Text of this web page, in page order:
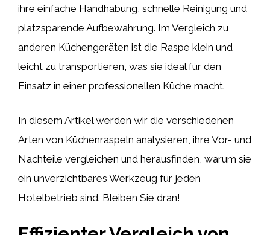
ihre einfache Handhabung, schnelle Reinigung und
platzsparende Aufbewahrung. Im Vergleich zu
anderen Küchengeräten ist die Raspe klein und
leicht zu transportieren, was sie ideal für den
Einsatz in einer professionellen Küche macht.
In diesem Artikel werden wir die verschiedenen
Arten von Küchenraspeln analysieren, ihre Vor- und
Nachteile vergleichen und herausfinden, warum sie
ein unverzichtbares Werkzeug für jeden
Hotelbetrieb sind. Bleiben Sie dran!